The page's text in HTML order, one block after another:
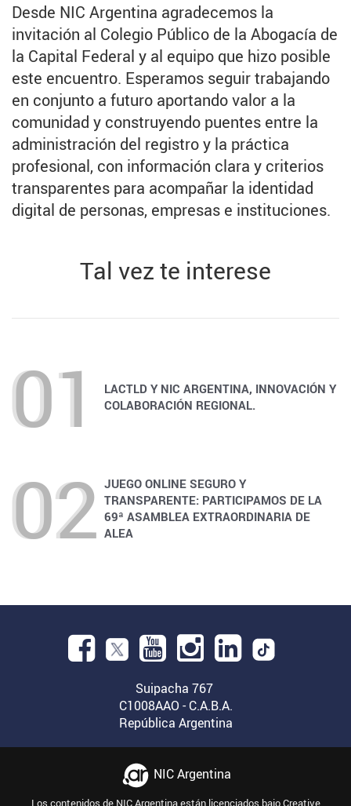
Desde NIC Argentina agradecemos la
invitación al Colegio Público de la Abogacía de
la Capital Federal y al equipo que hizo posible
este encuentro. Esperamos seguir trabajando
en conjunto a futuro aportando valor a la
comunidad y construyendo puentes entre la
administración del registro y la práctica
profesional, con información clara y criterios
transparentes para acompañar la identidad
digital de personas, empresas e instituciones.
Tal vez te interese
LACTLD Y NIC ARGENTINA, INNOVACIÓN Y
COLABORACIÓN REGIONAL.
JUEGO ONLINE SEGURO Y
TRANSPARENTE: PARTICIPAMOS DE LA
69ª ASAMBLEA EXTRAORDINARIA DE
ALEA
Facebook.
ventana.
una
una
una
Suipacha 767
C1008AAO - C.A.B.A.
República Argentina
NIC Argentina
Los contenidos de NIC Argentina están licenciados bajoCreative